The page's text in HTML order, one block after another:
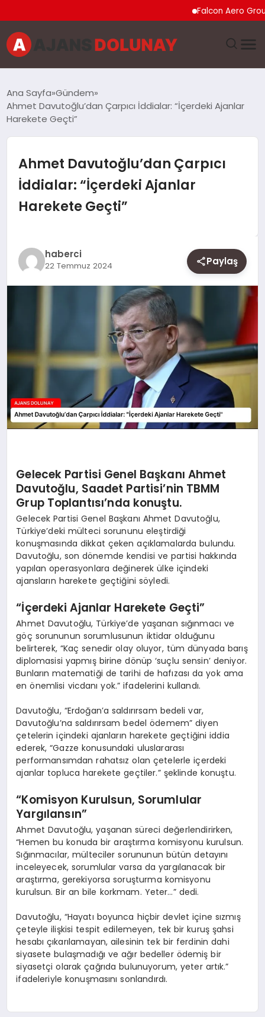
Falcon Aero Group,
EĞITIM
GENEL
GÜNCEL
SAĞLIK
YAŞAM
Ana Sayfa Gündem
Ahmet Davutoğlu’dan Çarpıcı İddialar: “İçerdeki Ajanlar
Harekete Geçti”
Ahmet Davutoğlu’dan Çarpıcı
İddialar: “İçerdeki Ajanlar
Harekete Geçti”
haberci
22 Temmuz 2024 Paylaş
Gelecek Partisi Genel Başkanı Ahmet
Davutoğlu, Saadet Partisi’nin TBMM
Grup Toplantısı’nda konuştu.
Gelecek Partisi Genel Başkanı Ahmet Davutoğlu,
Türkiye’deki mülteci sorununu eleştirdiği
konuşmasında dikkat çeken açıklamalarda bulundu.
Davutoğlu, son dönemde kendisi ve partisi hakkında
yapılan operasyonlara değinerek ülke içindeki
ajansların harekete geçtiğini söyledi.
“İçerdeki Ajanlar Harekete Geçti”
Ahmet Davutoğlu, Türkiye’de yaşanan sığınmacı ve
göç sorununun sorumlusunun iktidar olduğunu
belirterek, “Kaç senedir olay oluyor, tüm dünyada barış
diplomasisi yapmış birine dönüp ‘suçlu sensin’ deniyor.
Bunların matematiği de tarihi de hafızası da yok ama
en önemlisi vicdanı yok.” ifadelerini kullandı.
Davutoğlu, “Erdoğan’a saldırırsam bedeli var,
Davutoğlu’na saldırırsam bedel ödemem” diyen
çetelerin içindeki ajanların harekete geçtiğini iddia
ederek, “Gazze konusundaki uluslararası
performansımdan rahatsız olan çetelerle içerdeki
ajanlar topluca harekete geçtiler.” şeklinde konuştu.
“Komisyon Kurulsun, Sorumlular
Yargılansın”
Ahmet Davutoğlu, yaşanan süreci değerlendirirken,
“Hemen bu konuda bir araştırma komisyonu kurulsun.
Sığınmacılar, mülteciler sorununun bütün detayını
inceleyecek, sorumlular varsa da yargılanacak bir
araştırma, gerekiyorsa soruşturma komisyonu
kurulsun. Bir an bile korkmam. Yeter…” dedi.
Davutoğlu, “Hayatı boyunca hiçbir devlet içine sızmış
çeteyle ilişkisi tespit edilemeyen, tek bir kuruş şahsi
hesabı çıkarılamayan, ailesinin tek bir ferdinin dahi
siyasete bulaşmadığı ve ağır bedeller ödemiş bir
siyasetçi olarak çağrıda bulunuyorum, yeter artık.”
ifadeleriyle konuşmasını sonlandırdı.